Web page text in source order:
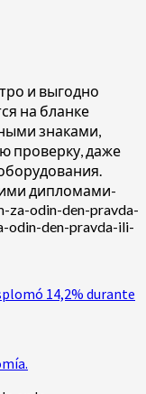
и выгодно
на бланке
знаками,
проверку, даже
дипломами-
za-odin-den-pravda-
odin-den-pravda-ili-
14,2% durante